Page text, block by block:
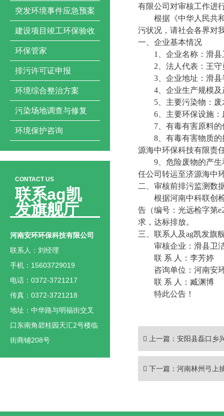
突发环境事件应急预案
建设项目竣工环保验收
环保管家
排污许可证申报
环境综合整治方案
污染场地调查与修复
环境保护咨询
CONTACT US
联系ag凯
发旗舰厅
河南安环环保科技有限公司
联系人：刘经理
手机：15603729019
电话：0372-3721217
传真：0372-3721218
地址：中华路与明福街交叉
口东南角碧桂园天汇2号楼临
街商铺208号
有限公司 对审核工作进
根据《中华人民共
污状况，请社会各界对
一、企业基本情况
1
、企业名称： 滑县
2 、法人代表： 王守
3 、企业地址： 滑县
4 、企业生产规模
5 、主要污染物：
6 、主要环保设施：
7
有毒有害原料
8
有毒有害物质
源海中环保科技有限责
9
危险废物的产生
任公司转运至济源海中
二、审核前排污监测数
根据河南中科联创
告 （编号： 光远检字第
求 ，达标排放。
三、联系人及ag凯发旗
审核企业： 滑县卫
联 系 人： 李芳婷
咨询单位：河南安
联 系 人： 臧渊博
特此公告！
上一篇： 安阳县磊口乡
下一篇： 河南林州弓上